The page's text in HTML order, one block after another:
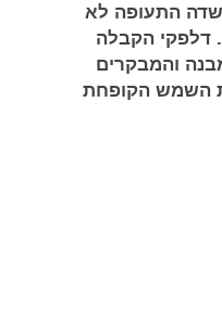
שדה התעופה לא
דלפקי הקבלה
והמבקרים
השמש הקופחת